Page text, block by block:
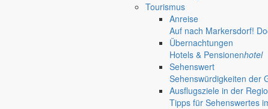
Tourismus
Anreise
Auf nach Markersdorf!
Übernachtungen
Hotels & Pensionenhotel
Sehenswert
Sehenswürdigkeiten der
Ausflugsziele in der
Tipps für Sehenswertes